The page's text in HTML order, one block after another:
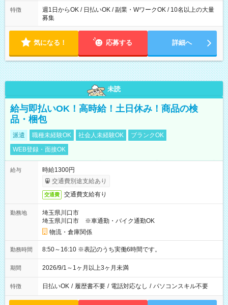
特徴
週1日からOK / 日払いOK / 副業・WワークOK / 10名以上の大量
募集
気になる！ 応募する 詳細へ
未読
給与即払いOK！高時給！土日休み！商品の検
品・梱包
派遣 職種未経験OK 社会人未経験OK
ブランクOK
WEB登録・面接OK
給与
時給1300円
交通費別途支給あり
交通費 交通費支給有り
勤務地
埼玉県川口市
埼玉県川口市 ※車通勤・バイク通勤OK
物流・倉庫関係
勤務時間 8:50～16:10 ※表記のうち実働6時間です。
期間 2026/9/1～1ヶ月以上3ヶ月未満
特徴 日払いOK / 履歴書不要 / 電話対応なし / パソコンスキル不要